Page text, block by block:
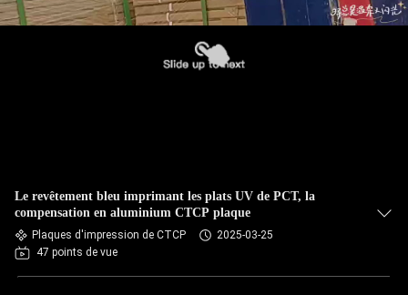
Le revêtement bleu imprimant les plats UV de PCT, la
compensation en aluminium CTCP plaque
Plaques d'impression de CTCP
2025-03-25
47 points de vue